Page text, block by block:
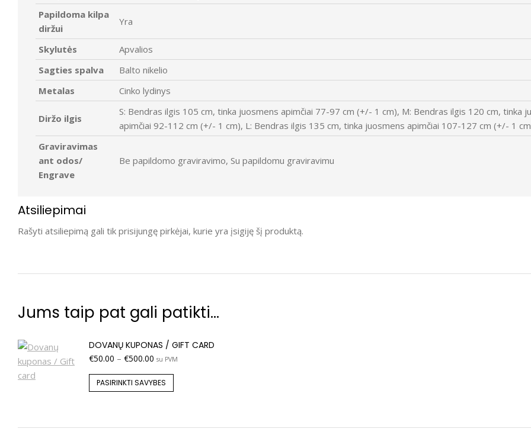
Papildoma kilpa
diržui
Yra
Skylutės
Apvalios
Sagties spalva
Balto nikelio
Metalas
Cinko lydinys
Diržo ilgis
S: Bendras ilgis 105 cm, tinka juosmens apimčiai 77-97 cm (+/- 1 cm), M: Bendras ilgis 120 cm, tinka
apimčiai 92-112 cm (+/- 1 cm), L: Bendras ilgis 135 cm, tinka juosmens apimčiai 107-127 cm (+/- 1
Graviravimas
ant odos/
Engrave
Be papildomo graviravimo, Su papildomu graviravimu
Atsiliepimai
Rašyti atsiliepimą gali tik prisijungę pirkėjai, kurie yra įsigiję šį produktą.
Jums taip pat gali patikti…
DOVANŲ KUPONAS / GIFT CARD
€50.00 – €500.00 su PVM
PASIRINKTI SAVYBES